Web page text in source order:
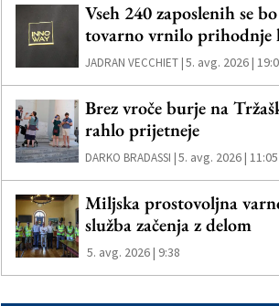
Vseh 240 zaposlenih se
tovarno vrnilo prihodnje
JADRAN VECCHIET |5. avg. 2026 |
Brez vroče burje na
rahlo prijetneje
DARKO BRADASSI |5. avg. 2026 | 11:05
Miljska prostovoljna
služba začenja z delom
5. avg. 2026 | 9:38